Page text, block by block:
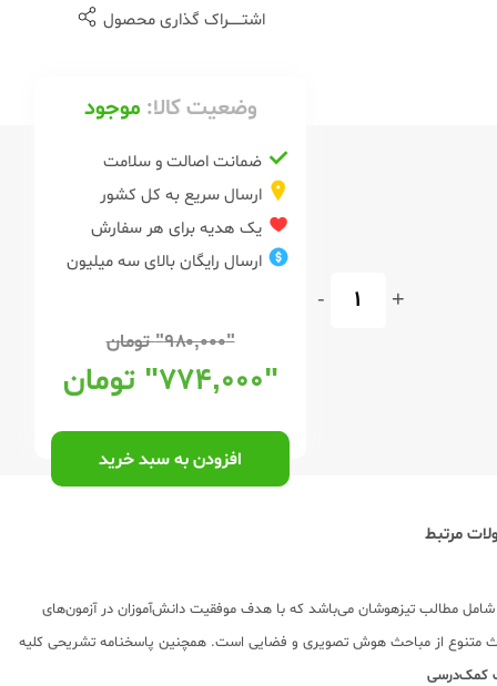
+
-
اشتــــــراک گذاری محصول
وضعیت کالا: موجود
ضمانت اصالت و سلامت
ارسال سریع به کل کشور
یک هدیه برای هر سفارش
ارسال رایگان بالای سه میلیون
"۹۸۰,۰۰۰" تومان
"۷۷۴,۰۰۰" تومان
افزودن به سبد خرید
مرتبط
مطالب تیزهوشان می‌باشد که با هدف موفقیت دانش‌آموزان در آزمون‌های
و تولید شده است. این کتاب مرجع تخصصی پرسش های چندگزینه ای و آزمون های تیزهوشان است که در مجموع شامل 2100 تست در 8 بخش و 68 مبحث متنوع از مباحث هوش تصویری و فضایی است. همچنین پاسخنامه تشریحی کلیه
کمک‌درسی